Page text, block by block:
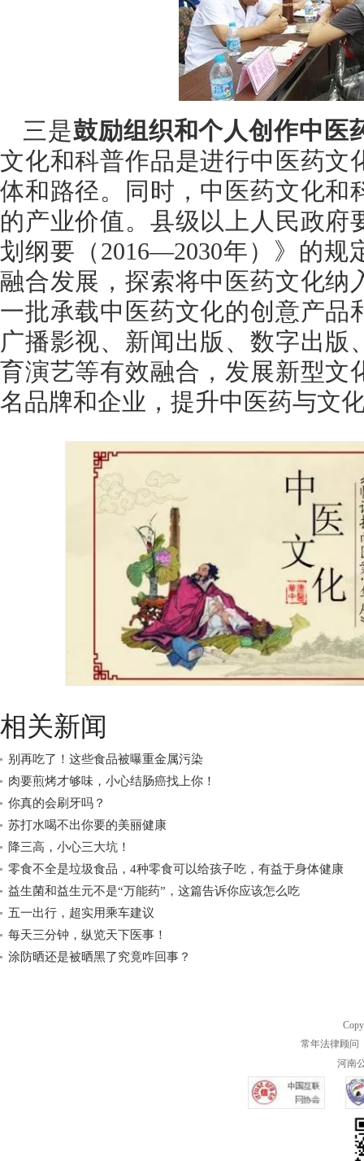
三是鼓励组织和个人创作中医
文化和科普作品是进行中医药文
体和路径。同时，中医药文化和
的产业价值。县级以上人民政府
划纲要（2016—2030年）》的规
融合发展，探索将中医药文化纳
一批承载中医药文化的创意产品
广播影视、新闻出版、数字出版
育演艺等有效融合，发展新型文
名品牌和企业，提升中医药与文
相关新闻
别再吃了！这些食品被曝重金属污染
肉要煎烤才够味，小心结肠癌找上你！
你真的会刷牙吗？
苏打水喝不出你要的美丽健康
降三高，小心三大坑！
零食不全是垃圾食品，4种零食可以给孩子吃，有益于身体健康
益生菌和益生元不是“万能药”，这篇告诉你应该怎么吃
五一出行，超实用乘车建议
每天三分钟，纵览天下医事！
涂防晒还是被晒黑了究竟咋回事？
常年法律顾问
河南